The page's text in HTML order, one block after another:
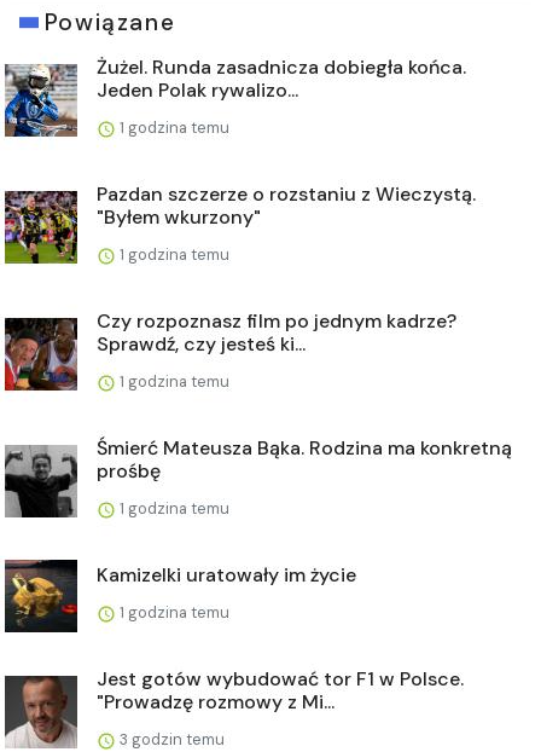
Powiązane
Żużel. Runda zasadnicza dobiegła końca.
Jeden Polak rywalizo...
1 godzina temu
Pazdan szczerze o rozstaniu z Wieczystą.
"Byłem wkurzony"
1 godzina temu
Czy rozpoznasz film po jednym kadrze?
Sprawdź, czy jesteś ki...
1 godzina temu
Śmierć Mateusza Bąka. Rodzina ma konkretną
prośbę
1 godzina temu
Kamizelki uratowały im życie
1 godzina temu
Jest gotów wybudować tor F1 w Polsce.
"Prowadzę rozmowy z Mi...
3 godzin temu